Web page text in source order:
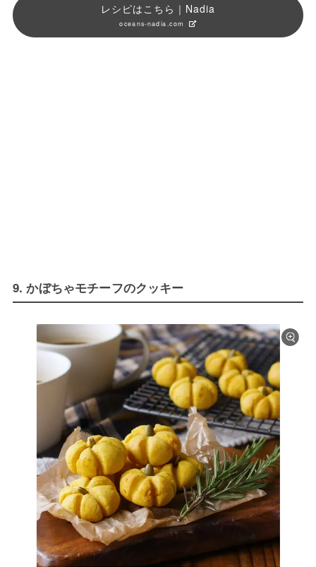
レシピはこちら｜Nadia
oceans-nadia.com
9. かぼちゃモチーフのクッキー